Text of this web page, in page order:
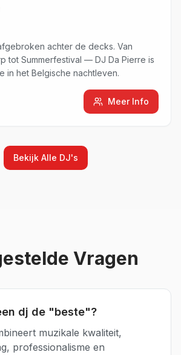
achter de decks. Van
tot Summerfestival — DJ Da Pierre is
in het Belgische nachtleven.
Meer Info
Bekijk Alle DJ's
Vragen
dj de "beste"?
muzikale kwaliteit,
professionalisme en